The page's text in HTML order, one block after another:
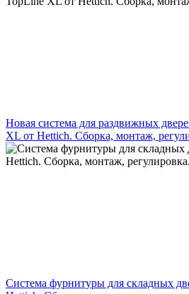
Новая система для раздвижных
XL от Hettich. Сборка, монтаж,
Система фурнитуры для складных